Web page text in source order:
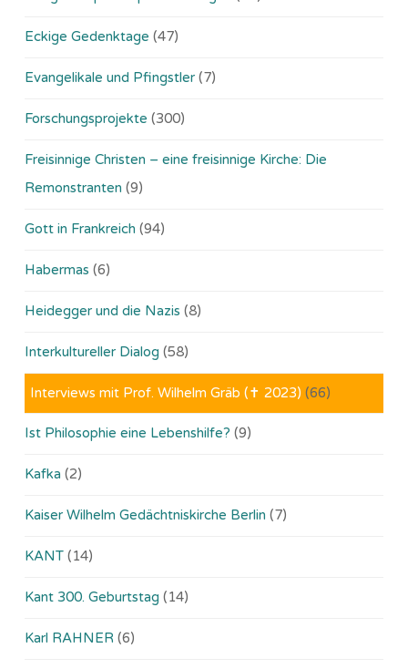
Eckige Gedenktage (47)
Evangelikale und Pfingstler (7)
Forschungsprojekte (300)
Freisinnige Christen – eine freisinnige Kirche: Die
Remonstranten (9)
Gott in Frankreich (94)
Habermas (6)
Heidegger und die Nazis (8)
Interkultureller Dialog (58)
Interviews mit Prof. Wilhelm Gräb (✝ 2023) (66)
Ist Philosophie eine Lebenshilfe? (9)
Kafka (2)
Kaiser Wilhelm Gedächtniskirche Berlin (7)
KANT (14)
Kant 300. Geburtstag (14)
Karl RAHNER (6)